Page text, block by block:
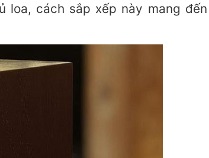
cách sắp xếp này mang